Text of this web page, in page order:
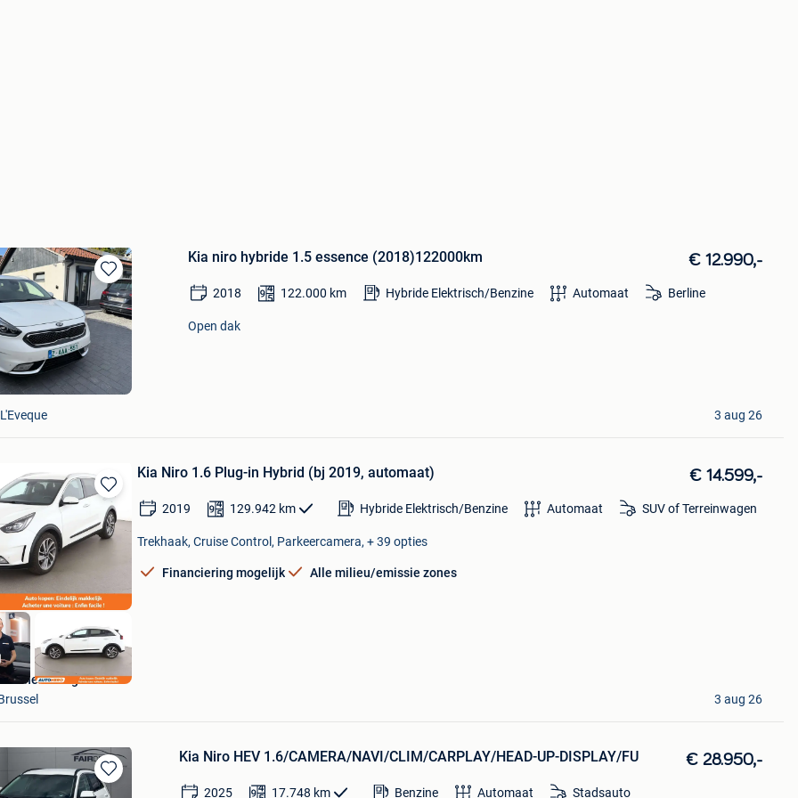
Bewaren
in
Mijn
Favorieten
Kia niro hybride 1.5 essence (2018)122000km € 12.990,-
2018 122.000 km Hybride Elektrisch/Benzine Automaat Berline
Open dak
3 aug 26
Bewaren
Mijn
Favorieten
Kia Niro 1.6 Plug-in Hybrid (bj 2019, automaat) € 14.599,-
2019 129.942 km Hybride Elektrisch/Benzine Automaat SUV of Terreinwagen
Trekhaak, Cruise Control, Parkeercamera, + 39 opties
Financiering mogelijk Alle milieu/emissie zones
België
3 aug 26
Bewaren
Kia Niro HEV 1.6/CAMERA/NAVI/CLIM/CARPLAY/HEAD-UP-DISPLAY/FU € 28.950,-
2025 17.748 km Benzine Automaat Stadsauto